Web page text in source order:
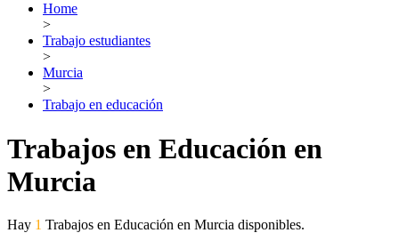
Home
>
Trabajo estudiantes
>
Murcia
>
Trabajo en educación
Trabajos en Educación en
Murcia
Hay 1 Trabajos en Educación en Murcia disponibles.